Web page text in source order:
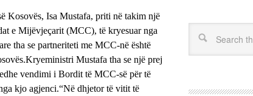
Kosovës, Isa Mustafa, priti në takim një
e Mijëvjeçarit (MCC), të kryesuar nga
tha se partneriteti me MCC-në është
Kryeministri Mustafa tha se një prej
vendimi i Bordit të MCC-së për të
kjo agjenci.“Në dhjetor të vitit të